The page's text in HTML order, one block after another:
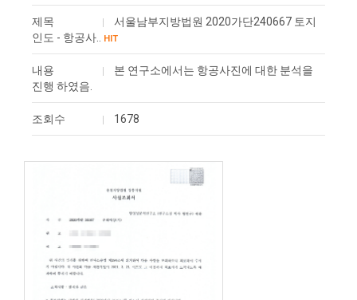
제목
서울남부지방법원 2020가단240667 토지
인도 - 항공사..
HIT
내용
본 연구소에서는 항공사진에 대한 분석을
진행 하였음.
조회수 1678